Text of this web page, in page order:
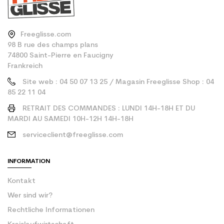
Freeglisse.com
98 B rue des champs plans
74800 Saint-Pierre en Faucigny
Frankreich
Site web : 04 50 07 13 25 / Magasin Freeglisse Shop : 04
85 22 11 04
RETRAIT DES COMMANDES : LUNDI 14H-18H ET DU
MARDI AU SAMEDI 10H-12H 14H-18H
serviceclient@freeglisse.com
INFORMATION
Kontakt
Wer sind wir?
Rechtliche Informationen